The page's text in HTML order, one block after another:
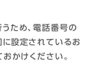
ため、電話番号の
に設定されているお
かけください。